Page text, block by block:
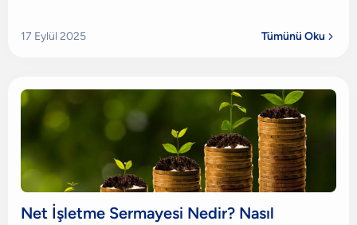
17 Eylül 2025 Tümünü Oku 
Net İşletme Sermayesi Nedir? Nasıl